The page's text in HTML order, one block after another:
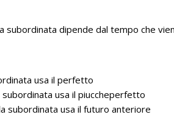
subordinata dipende dal tempo che
usa il perfetto
usa il piuccheperfetto
subordinata usa il futuro anteriore